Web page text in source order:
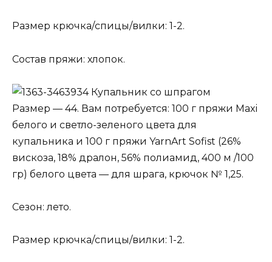
Размер крючка/спицы/вилки: 1-2.
Состав пряжи: хлопок.
Купальник со шпрагом
Размер — 44. Вам потребуется: 100 г пряжи Maxi
белого и светло-зеленого цвета для
купальника и 100 г пряжи YarnArt Sofist (26%
вискоза, 18% дралон, 56% полиамид, 400 м /100
гр) белого цвета — для шрага, крючок № 1,25.
Сезон: лето.
Размер крючка/спицы/вилки: 1-2.